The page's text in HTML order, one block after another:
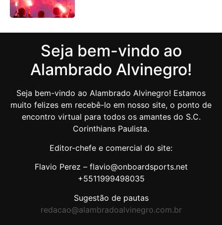
Seja bem-vindo ao
Alambrado Alvinegro!
Seja bem-vindo ao Alambrado Alvinegro! Estamos
muito felizes em recebê-lo em nosso site, o ponto de
encontro virtual para todos os amantes do S.C.
Corinthians Paulista.
Editor-chefe e comercial do site:
Flavio Perez – flavio@onboardsports.net
+5511999498035
Sugestão de pautas
redacao@alambradoalvinegro.com.br